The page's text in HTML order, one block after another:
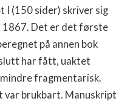
I (150 sider) skriver sig
Det er det første
på annen bok
har fått, uak­tet
fragmentarisk.
var brukbart. Manuskript